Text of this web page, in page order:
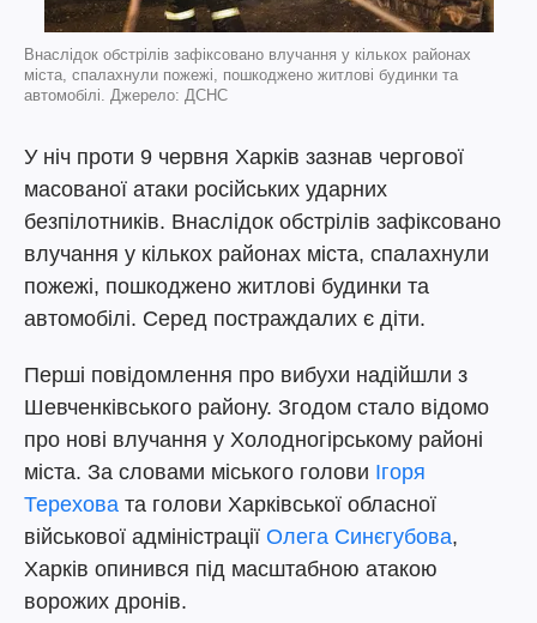
Внаслідок обстрілів зафіксовано влучання у кількох районах
міста, спалахнули пожежі, пошкоджено житлові будинки та
автомобілі. Джерело: ДСНС
У ніч проти 9 червня Харків зазнав чергової
масованої атаки російських ударних
безпілотників. Внаслідок обстрілів зафіксовано
влучання у кількох районах міста, спалахнули
пожежі, пошкоджено житлові будинки та
автомобілі. Серед постраждалих є діти.
Перші повідомлення про вибухи надійшли з
Шевченківського району. Згодом стало відомо
про нові влучання у Холодногірському районі
міста. За словами міського голови Ігоря
Терехова та голови Харківської обласної
військової адміністрації Олега Синєгубова,
Харків опинився під масштабною атакою
ворожих дронів.